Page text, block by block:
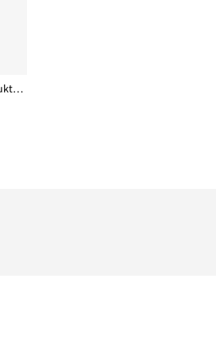
Oversize plážová tunika ze strukturovaného materiálu se zmačkanou úpravou